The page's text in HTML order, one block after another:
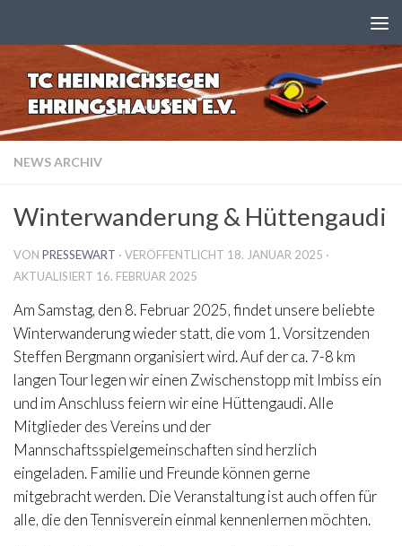
NEWS ARCHIV
Winterwanderung & Hüttengaudi
VON PRESSEWART · VERÖFFENTLICHT 18. JANUAR 2025 ·
AKTUALISIERT 16. FEBRUAR 2025
Am Samstag, den 8. Februar 2025, findet unsere beliebte
Winterwanderung wieder statt, die vom 1. Vorsitzenden
Steffen Bergmann organisiert wird. Auf der ca. 7-8 km
langen Tour legen wir einen Zwischenstopp mit Imbiss ein
und im Anschluss feiern wir eine Hüttengaudi. Alle
Mitglieder des Vereins und der
Mannschaftsspielgemeinschaften sind herzlich
eingeladen. Familie und Freunde können gerne
mitgebracht werden. Die Veranstaltung ist auch offen für
alle, die den Tennisverein einmal kennenlernen möchten.